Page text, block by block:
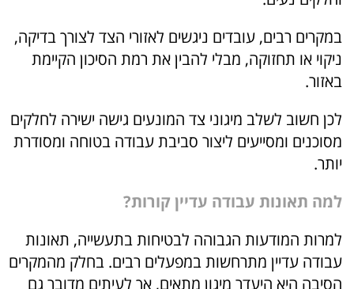
במקרים רבים, עובדים ניגשים לאזורי הצד לצורך בדיקה,
ניקוי או תחזוקה, מבלי להבין את רמת הסיכון הקיימת
באזור.
לכן חשוב לשלב מיגוני צד המונעים גישה ישירה לחלקים
מסוכנים ומסייעים ליצור סביבת עבודה בטוחה ומסודרת
יותר.
למה תאונות עבודה עדיין קורות?
למרות המודעות הגבוהה לבטיחות בתעשייה, תאונות
עבודה עדיין מתרחשות במפעלים רבים. בחלק מהמקרים
הסיבה היא היעדר מיגון מתאים, אך לעיתים מדובר גם